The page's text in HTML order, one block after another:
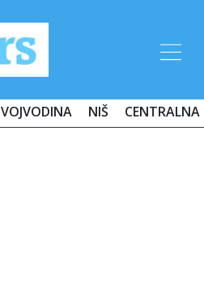
VOJVODINA NIŠ CENTRALNA